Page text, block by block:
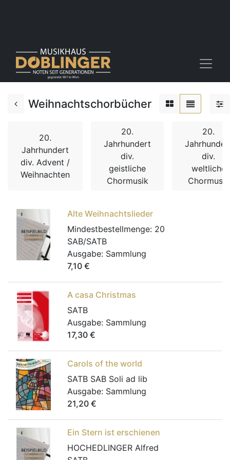
Weihnachtschorbücher
20.
Jahrhundert
div. Advent /
Weihnachten
20.
Jahrhundert
div.
geistliche
Chormusik
20.
div.
weltliche
Chormusik
Alte Weihnachtslieder
Mindestbestellmenge: 20
SAB/SATB
Ausgabe: Sammlung
7,10 €
A casa Christmas
SATB
Ausgabe: Sammlung
17,30 €
Carols of the world
SATB SAB Soli ad lib
Ausgabe: Sammlung
21,20 €
Ein Stern ist erschienen
HOCHEDLINGER Alfred